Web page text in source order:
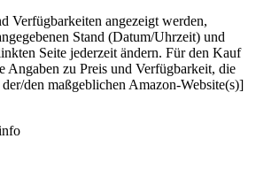
Verfügbarkeiten angezeigt werden,
Stand (Datum/Uhrzeit) und
Seite jederzeit ändern. Für den Kauf
Angaben zu Preis und Verfügbarkeit, die
den maßgeblichen Amazon-Website(s)]